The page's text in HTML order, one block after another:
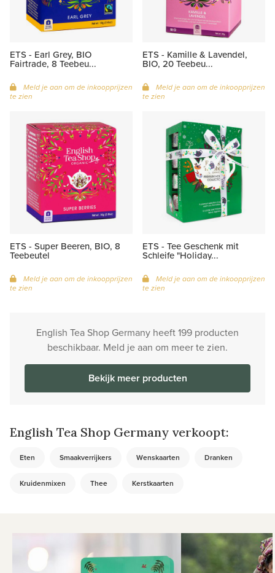
ETS - Earl Grey, BIO
Fairtrade, 8 Teebeu...
Meld je aan om de inkoopprijzen
te zien
ETS - Kamille & Lavendel,
BIO, 20 Teebeu...
Meld je aan om de inkoopprijzen
te zien
ETS - Super Beeren, BIO, 8
Teebeutel
Meld je aan om de inkoopprijzen
te zien
ETS - Tee Geschenk mit
Schleife "Holiday...
Meld je aan om de inkoopprijzen
te zien
English Tea Shop Germany heeft 199 producten
beschikbaar. Meld je aan om meer te zien.
Bekijk meer producten
English Tea Shop Germany verkoopt:
Eten Smaakverrijkers Wenskaarten Dranken
Kruidenmixen Thee Kerstkaarten